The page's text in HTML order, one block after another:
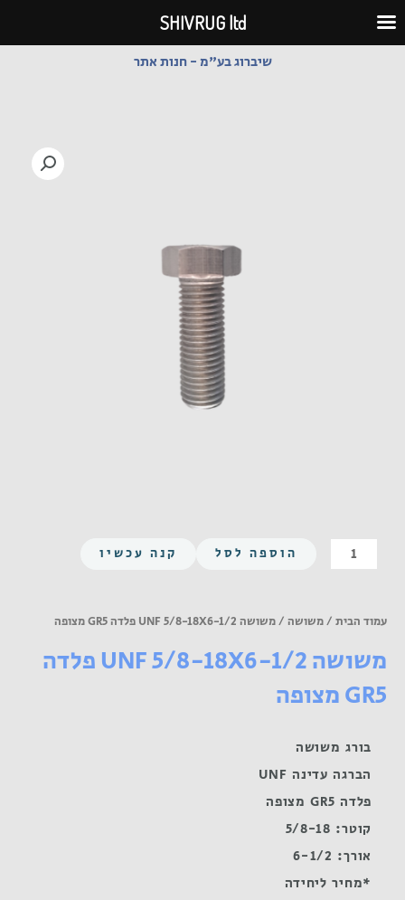
לתוכן
שיברוג בע"מ - חנות אתר
כמות
של
18X6-
פלדה
מצופה
הוספה לסל קנה עכשיו
עמוד הבית /משושה / משושה UNF 5/8-18X6-1/2 פלדה GR5 מצופה
משושה UNF 5/8-18X6-1/2 פלדה
GR5 מצופה
בורג משושה
הברגה עדינה UNF
פלדה GR5 מצופה
קוטר: 5/8-18
אורך: 6-1/2
*מחיר ליחידה
SHIVRUG ltd